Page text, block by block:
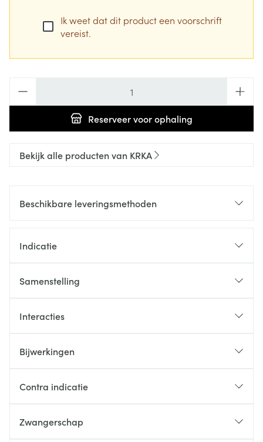
Ik weet dat dit product een voorschrift
vereist.
Reserveervoor ophaling
Bekijk alle producten van KRKA
Beschikbare leveringsmethoden
Indicatie
Samenstelling
Interacties
Bijwerkingen
Contra indicatie
Zwangerschap